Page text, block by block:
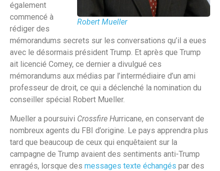
Robert Mueller
également
commencé à
rédiger des
mémorandums secrets sur les conversations qu’il a eues
avec le désormais président Trump. Et après que Trump
ait licencié Comey, ce dernier a divulgué ces
mémorandums aux médias par l’intermédiaire d’un ami
professeur de droit, ce qui a déclenché la nomination du
conseiller spécial Robert Mueller.
Mueller a poursuivi Crossfire Hurricane, en conservant de
nombreux agents du FBI d’origine. Le pays apprendra plus
tard que beaucoup de ceux qui enquêtaient sur la
campagne de Trump avaient des sentiments anti-Trump
enragés, lorsque des messages texte échangés par des